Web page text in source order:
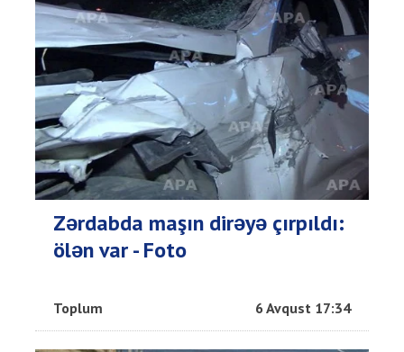
Zərdabda maşın dirəyə çırpıldı:
ölən var - Foto
Toplum 6 Avqust 17:34